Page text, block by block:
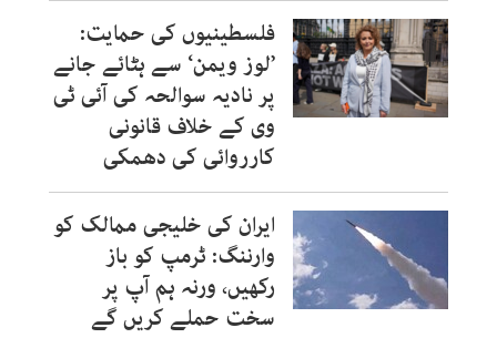
فلسطینیوں کی حمایت:
’لوز ویمن‘ سے ہٹائے جانے
پر نادیہ سوالحہ کی آئی ٹی
وی کے خلاف قانونی
کارروائی کی دھمکی
ایران کی خلیجی ممالک کو
وارننگ: ٹرمپ کو باز
رکھیں، ورنہ ہم آپ پر
سخت حملے کریں گے